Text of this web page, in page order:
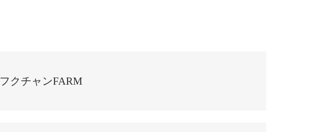
フクチャンFARM